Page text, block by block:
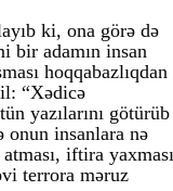
ki, ona görə də
bir adamın insan
hoqqabazlıqdan
“Xədicə
yazılarını götürüb
onun insanlara nə
iftira yaxması
terrora məruz